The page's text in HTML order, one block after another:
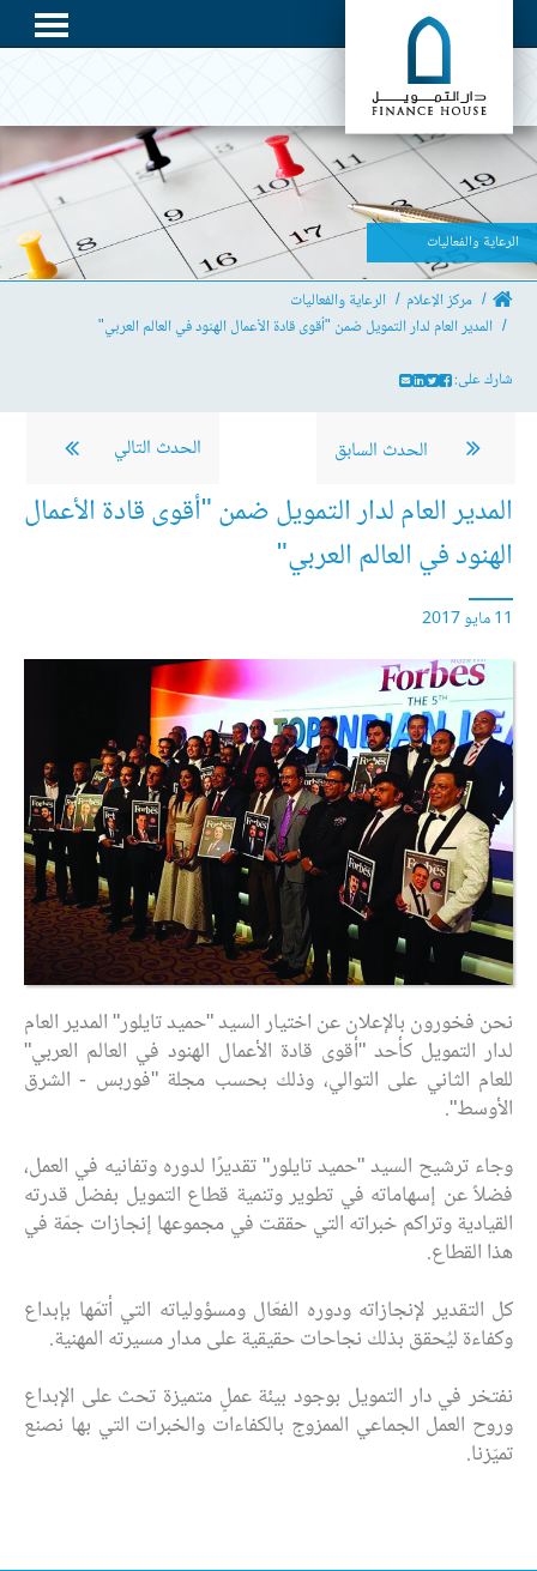
الرعاية والفعاليات
مركز الإعلام
الرعاية والفعاليات
المدير العام لدار التمويل ضمن "أقوى قادة الأعمال الهنود في العالم العربي"
شارك على:
الحدث السابق الحدث التالي
المدير العام لدار التمويل ضمن "أقوى قادة الأعمال
الهنود في العالم العربي"
11 مايو 2017
نحن فخورون بالإعلان عن اختيار السيد "حميد تايلور" المدير العام
لدار التمويل كأحد "أقوى قادة الأعمال الهنود في العالم العربي"
للعام الثاني على التوالي، وذلك بحسب مجلة "فوربس - الشرق
الأوسط".
وجاء ترشيح السيد "حميد تايلور" تقديرًا لدوره وتفانيه في العمل،
فضلاً عن إسهاماته في تطوير وتنمية قطاع التمويل بفضل قدرته
القيادية وتراكم خبراته التي حققت في مجموعها إنجازات جمّة في
هذا القطاع.
كل التقدير لإنجازاته ودوره الفعّال ومسؤولياته التي أتمّها بإبداع
وكفاءة ليُحقق بذلك نجاحات حقيقية على مدار مسيرته المهنية.
نفتخر في دار التمويل بوجود بيئة عملٍ متميزة تحث على الإبداع
وروح العمل الجماعي الممزوج بالكفاءات والخبرات التي بها نصنع
تميّزنا.